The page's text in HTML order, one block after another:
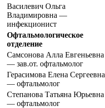
Василевич Ольга
Владимировна —
инфекционист
Офтальмологическое
отделение
Самсонова Алла Евгеньевна
— зав.от. офтальмолог
Герасимова Елена Сергеевна
— офтальмолог
Степанова Татьяна Юрьевна
— офтальмолог